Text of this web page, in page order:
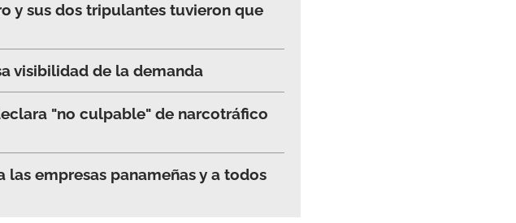
y sus dos tripulantes tuvieron que
visibilidad de la demanda
"no culpable" de narcotráfico
las empresas panameñas y a todos